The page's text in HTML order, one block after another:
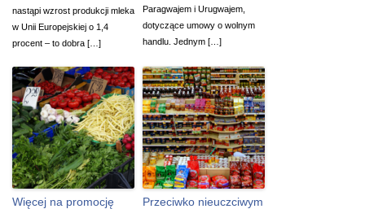
nastąpi wzrost produkcji mleka
w Unii Europejskiej o 1,4
procent – to dobra […]
Paragwajem i Urugwajem,
dotyczące umowy o wolnym
handlu. Jednym […]
Więcej na promocję
Przeciwko nieuczciwym